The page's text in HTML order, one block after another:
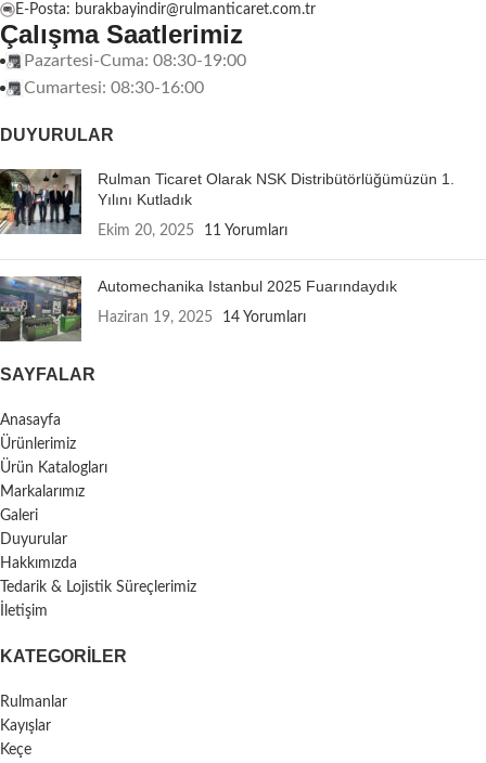
E-Posta: burakbayindir@rulmanticaret.com.tr
Çalışma Saatlerimiz
Pazartesi-Cuma: 08:30-19:00
Cumartesi: 08:30-16:00
DUYURULAR
Rulman Ticaret Olarak NSK Distribütörlüğümüzün 1.
Yılını Kutladık
Ekim 20, 2025 11 Yorumları
Automechanika Istanbul 2025 Fuarındaydık
Haziran 19, 2025 14 Yorumları
SAYFALAR
Anasayfa
Ürünlerimiz
Ürün Katalogları
Markalarımız
Galeri
Duyurular
Hakkımızda
Tedarik & Lojistik Süreçlerimiz
İletişim
KATEGORILER
Rulmanlar
Kayışlar
Keçe